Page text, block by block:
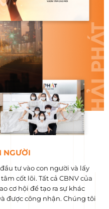
NGƯỜI
tư vào con người và lấy
cốt lõi. Tất cả CBNV của
cơ hội để tạo ra sự khác
được công nhận. Chúng tôi